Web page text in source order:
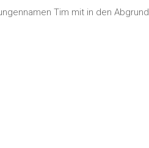
Tim mit in den Abgrund